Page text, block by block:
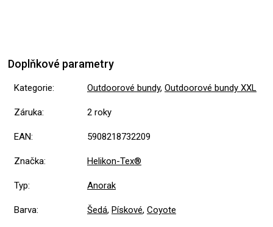
Doplňkové parametry
Kategorie: Outdoorové bundy, Outdoorové bundy XXL
Záruka: 2 roky
EAN: 5908218732209
Značka: Helikon-Tex®
Typ: Anorak
Barva: Šedá, Pískové, Coyote